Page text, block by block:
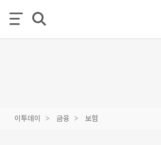
이투데이 금융 보험